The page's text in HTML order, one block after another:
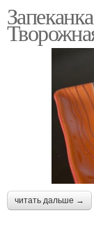
читать дальше →